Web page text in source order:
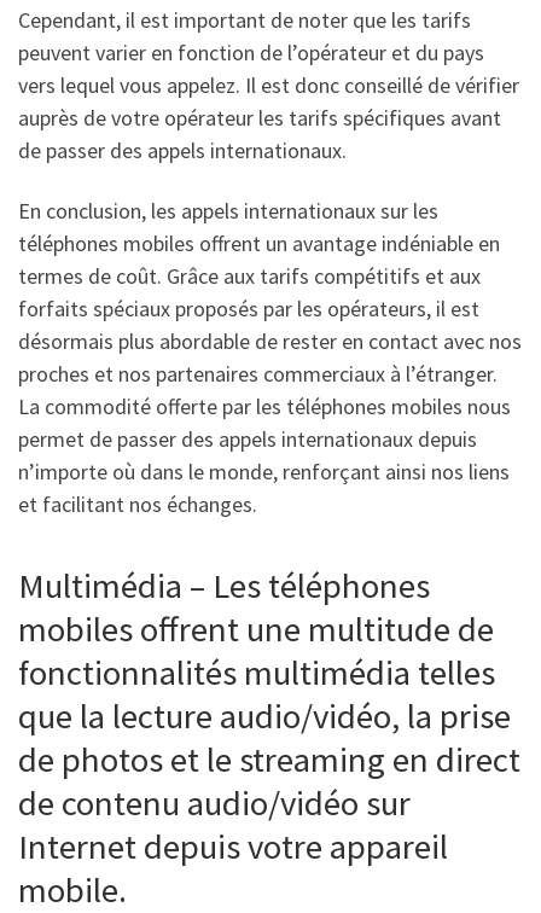
Cependant, il est important de noter que les tarifs
peuvent varier en fonction de l’opérateur et du pays
vers lequel vous appelez. Il est donc conseillé de vérifier
auprès de votre opérateur les tarifs spécifiques avant
de passer des appels internationaux.
En conclusion, les appels internationaux sur les
téléphones mobiles offrent un avantage indéniable en
termes de coût. Grâce aux tarifs compétitifs et aux
forfaits spéciaux proposés par les opérateurs, il est
désormais plus abordable de rester en contact avec nos
proches et nos partenaires commerciaux à l’étranger.
La commodité offerte par les téléphones mobiles nous
permet de passer des appels internationaux depuis
n’importe où dans le monde, renforçant ainsi nos liens
et facilitant nos échanges.
Multimédia – Les téléphones
mobiles offrent une multitude de
fonctionnalités multimédia telles
que la lecture audio/vidéo, la prise
de photos et le streaming en direct
de contenu audio/vidéo sur
Internet depuis votre appareil
mobile.